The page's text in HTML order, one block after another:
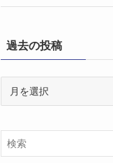
過去の投稿
投
稿